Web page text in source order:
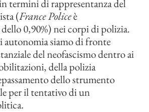
termini di rappresentanza del
(France Policeè
0,90%) nei corpi di polizia.
autonomia siamo di fronte
del neofascismo dentro ai
della polizia
dello strumento
per il tentativo di un